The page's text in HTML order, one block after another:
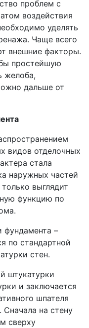
проблем с
воздействия
уделять
Чаще всего
внешние факторы.
простейшую
желоба,
дальше от
видов отделочных
стала
наружных частей
выглядит
функцию по
фундамента –
по стандартной
стен.
штукатурки
и заключается
шпателя
Сначала на стену
сверху